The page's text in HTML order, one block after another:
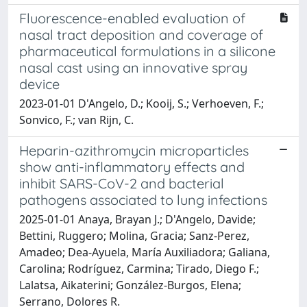
Fluorescence-enabled evaluation of
nasal tract deposition and coverage of
pharmaceutical formulations in a silicone
nasal cast using an innovative spray
device
2023-01-01 D'Angelo, D.; Kooij, S.; Verhoeven, F.;
Sonvico, F.; van Rijn, C.
Heparin-azithromycin microparticles
show anti-inflammatory effects and
inhibit SARS-CoV-2 and bacterial
pathogens associated to lung infections
2025-01-01 Anaya, Brayan J.; D'Angelo, Davide;
Bettini, Ruggero; Molina, Gracia; Sanz-Perez,
Amadeo; Dea-Ayuela, María Auxiliadora; Galiana,
Carolina; Rodríguez, Carmina; Tirado, Diego F.;
Lalatsa, Aikaterini; González-Burgos, Elena;
Serrano, Dolores R.